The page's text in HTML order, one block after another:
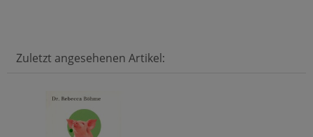
Zuletzt angesehenen Artikel: